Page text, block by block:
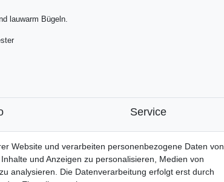
lauwarm Bügeln.
Service
Website und verarbeiten personenbezogene Daten von
und Anzeigen zu personalisieren, Medien von
analysieren. Die Datenverarbeitung erfolgt erst durch